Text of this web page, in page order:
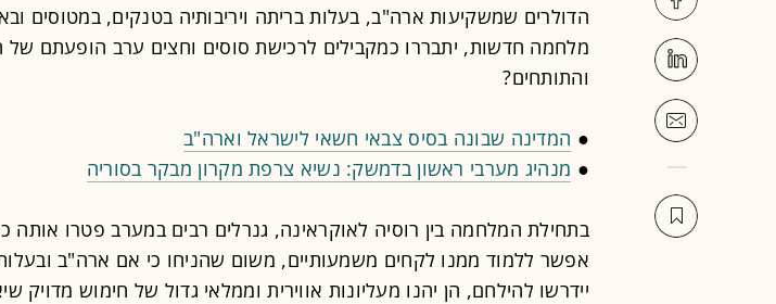
הדולרים שמשקיעות ארה"ב, בעלות בריתה ויריבותיה בטנקים, במטוסים
מלחמה חדשות, יתבררו כמקבילים לרכישת סוסים וחצים ערב הופעתם של
והתותחים?
● המדינה שבונה בסיס צבאי חשאי לישראל וארה"ב
● מנהיג מערבי ראשון בדמשק: נשיא צרפת מקרון מבקר בסוריה
בתחילת המלחמה בין רוסיה לאוקראינה, גנרלים רבים במערב פטרו אותה
אפשר ללמוד ממנו לקחים משמעותיים, משום שהניחו כי אם ארה"ב
יידרשו להילחם, הן יהנו מעליונות אווירית וממלאי גדול של חימוש מדויק